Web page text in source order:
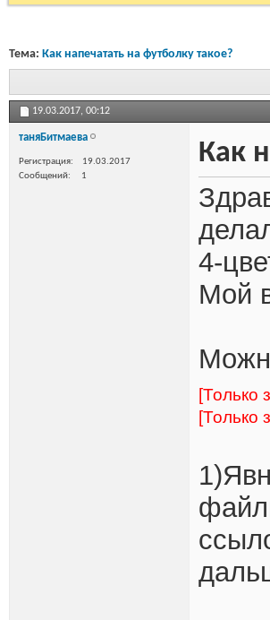
Тема: Как напечатать на футболку такое?
19.03.2017, 00:12
таняБитмаева
Регистрация
19.03.2017
Сообщений
1
Как
4-
Мой
[Только
[Только